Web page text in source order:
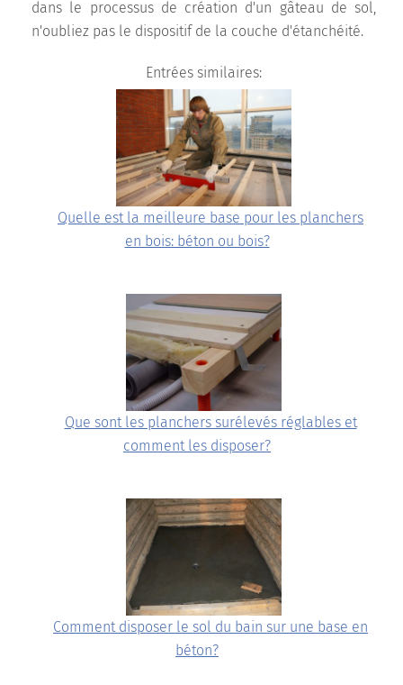
dans le processus de création d'un gâteau de sol,
n'oubliez pas le dispositif de la couche d'étanchéité.
Entrées similaires:
Quelle est la meilleure base pour les planchers
en bois: béton ou bois?
Que sont les planchers surélevés réglables et
comment les disposer?
Comment disposer le sol du bain sur une base en
béton?